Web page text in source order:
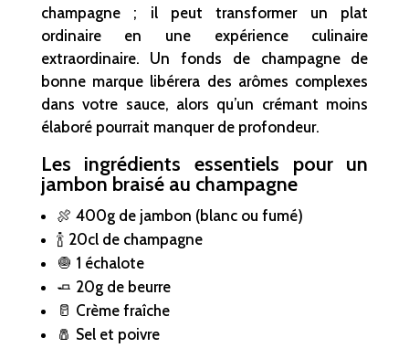
champagne ; il peut transformer un plat
ordinaire en une expérience culinaire
extraordinaire. Un fonds de champagne de
bonne marque libérera des arômes complexes
dans votre sauce, alors qu’un crémant moins
élaboré pourrait manquer de profondeur.
Les ingrédients essentiels pour un
jambon braisé au champagne
🍖 400g de jambon (blanc ou fumé)
🍾 20cl de champagne
🧅 1 échalote
🧈 20g de beurre
🥛 Crème fraîche
🧂 Sel et poivre